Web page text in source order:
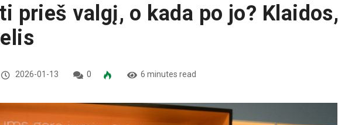
prieš valgį, o kada po jo? Klaidos,
2026-01-13 0 6 minutes read